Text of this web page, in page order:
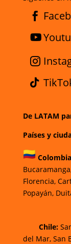
De LATAM
Países y
Florencia,
Popayán,
Chile:
del Mar, San